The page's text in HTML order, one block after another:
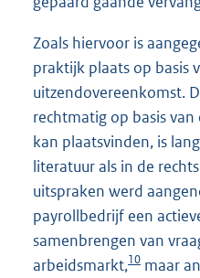
Zoals hiervoor is
praktijk plaats op basis
uitzendovereenkomst.
rechtmatig op basis
kan plaatsvinden, is
literatuur als in de
uitspraken werd
payrollbedrijf een
samenbrengen van
arbeidsmarkt,10 maar